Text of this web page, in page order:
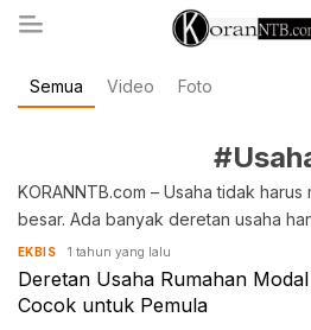
koranntb.com
Semua Video Foto
KORANNTB.com – Usaha tidak
besar. Ada banyak deretan usaha
EKBIS 1 tahun yang lalu
Deretan Usaha Rumahan
Cocok untuk Pemula